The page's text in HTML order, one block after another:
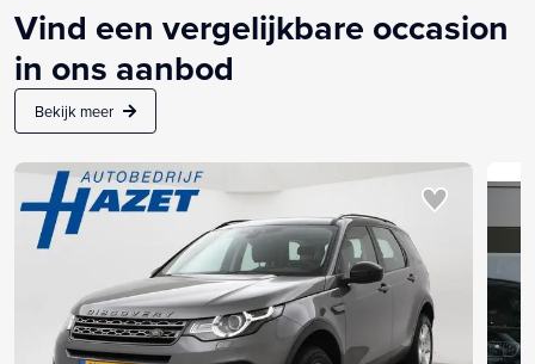
Vind een vergelijkbare occasion
in ons aanbod
Bekijk meer